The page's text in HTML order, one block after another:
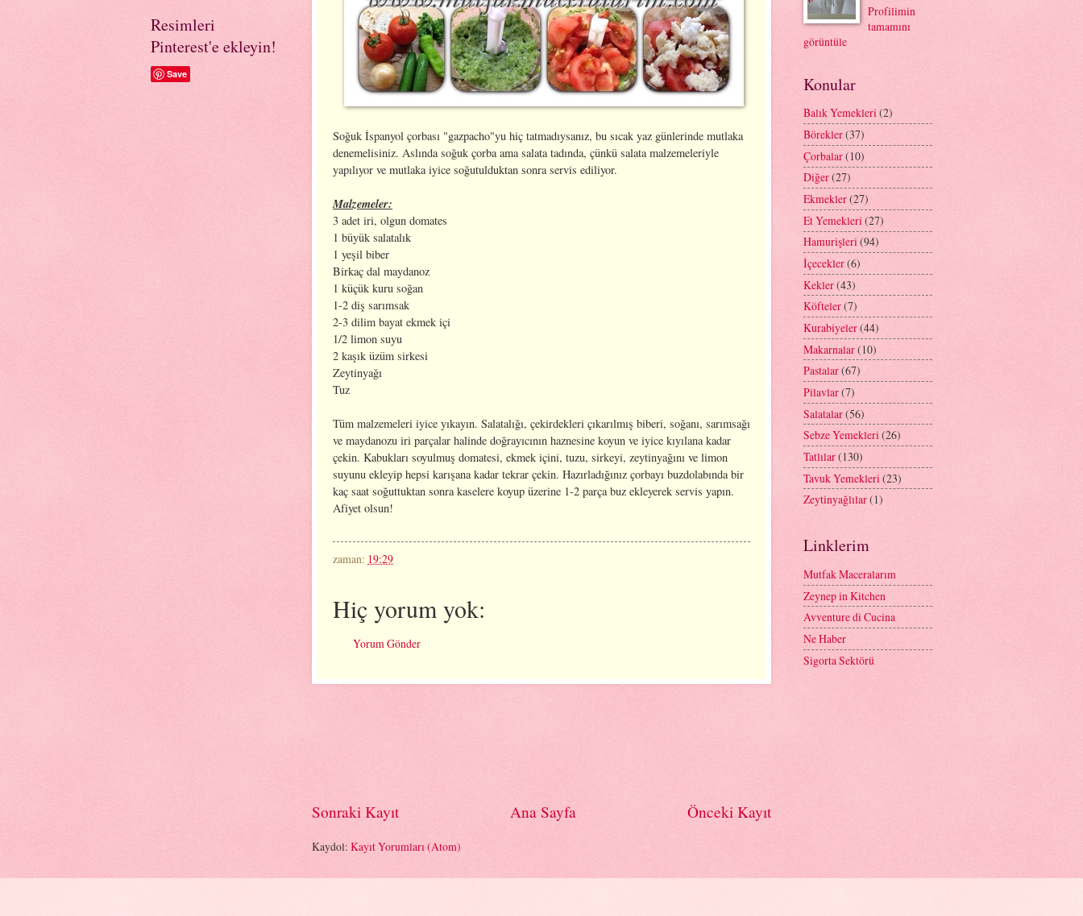
Soğuk İspanyol çorbası "gazpacho"yu hiç tatmadıysanız, bu sıcak yaz günlerinde mutlaka
denemelisiniz. Aslında soğuk çorba ama salata tadında, çünkü salata malzemeleriyle
yapılıyor ve mutlaka iyice soğutulduktan sonra servis ediliyor.
Malzemeler:
3 adet iri, olgun domates
1 büyük salatalık
1 yeşil biber
Birkaç dal maydanoz
1 küçük kuru soğan
1-2 diş sarımsak
2-3 dilim bayat ekmek içi
1/2 limon suyu
2 kaşık üzüm sirkesi
Zeytinyağı
Tuz
Tüm malzemeleri iyice yıkayın. Salatalığı, çekirdekleri çıkarılmış biberi, soğanı, sarımsağı
ve maydanozu iri parçalar halinde doğrayıcının haznesine koyun ve iyice kıyılana kadar
çekin. Kabukları soyulmuş domatesi, ekmek içini, tuzu, sirkeyi, zeytinyağını ve limon
suyunu ekleyip hepsi karışana kadar tekrar çekin. Hazırladığınız çorbayı buzdolabında bir
kaç saat soğuttuktan sonra kaselere koyup üzerine 1-2 parça buz ekleyerek servis yapın.
Afiyet olsun!
zaman: 19:29
Hiç yorum yok:
Yorum Gönder
Sonraki Kayıt Önceki Kayıt
Ana Sayfa
Kaydol: Kayıt Yorumları (Atom)
Resimleri
Pinterest'e ekleyin!
Save
Profilimin
tamamını
görüntüle
Konular
Balık Yemekleri(2)
Börekler(37)
Çorbalar(10)
Diğer(27)
Ekmekler(27)
Et Yemekleri (27)
Hamurişleri(94)
İçecekler(6)
Kekler(43)
Köfteler(7)
Kurabiyeler(44)
Makarnalar(10)
Pastalar(67)
Pilavlar(7)
Salatalar(56)
Sebze Yemekleri(26)
Tatlılar(130)
Tavuk Yemekleri (23)
Zeytinyağlılar(1)
Linklerim
Mutfak Maceralarım
Zeynep in Kitchen
Avventure di Cucina
Ne Haber
Sigorta Sektörü